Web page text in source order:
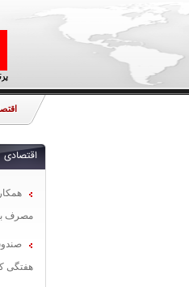
اقتصادی
مصرف
هفتگی